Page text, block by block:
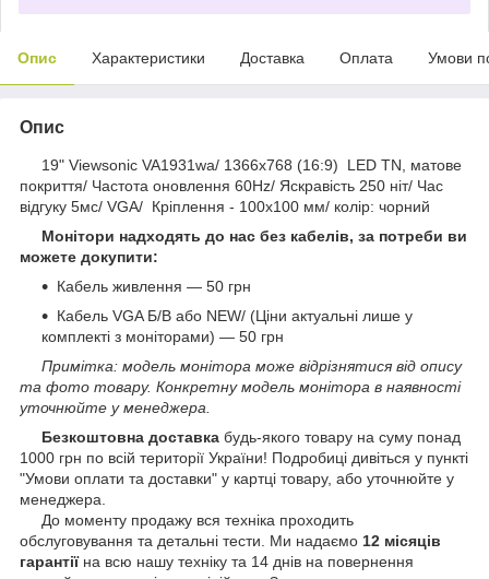
Опис Характеристики Доставка Оплата Умови
Опис
19" Viewsonic VA1931wa/ 1366x768 (16:9) LED TN, матове
покриття/ Частота оновлення 60Hz/ Яскравість 250 ніт/ Час
відгуку 5мс/ VGA/ Кріплення - 100х100 мм/ колір: чорний
Монітори надходять до нас без кабелів, за потреби ви
можете докупити:
Кабель живлення — 50 грн
Кабель VGA Б/В або NEW/ (Ціни актуальні лише у
комплекті з моніторами) — 50 грн
Примітка: модель монітора може відрізнятися від опису
та фото товару. Конкретну модель монітора в наявності
уточнюйте у менеджера.
Безкоштовна доставка будь-якого товару на суму понад
1000 грн по всій території України! Подробиці дивіться у пункті
"Умови оплати та доставки" у картці товару, або уточнюйте у
менеджера.
До моменту продажу вся техніка проходить
обслуговування та детальні тести. Ми надаємо 12 місяців
гарантії на всю нашу техніку та 14 днів на повернення